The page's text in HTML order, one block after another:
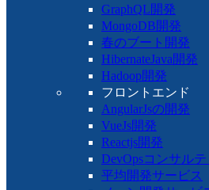
GraphQL開発
MongoDB開発
春のブート開発
HibernateJava開発
Hadoop開発
フロントエンド
AngularJsの開発
VueJs開発
Reactjs開発
DevOpsコンサル
平均開発サービス